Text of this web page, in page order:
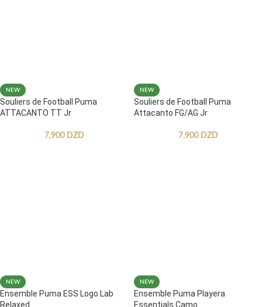
NEW
Souliers de Football Puma
ATTACANTO TT Jr
7,900 DZD
NEW
Souliers de Football Puma
Attacanto FG/AG Jr
7,900 DZD
NEW
Ensemble Puma ESS Logo Lab
Relaxed
NEW
Ensemble Puma Playera
Essentials Camo